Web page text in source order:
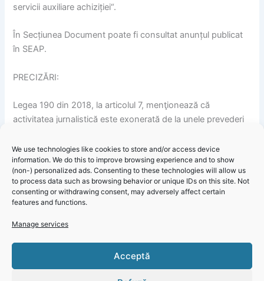
We use technologies like cookies to store and/or access device
information. We do this to improve browsing experience and to show
(non-) personalized ads. Consenting to these technologies will allow us
to process data such as browsing behavior or unique IDs on this site. Not
consenting or withdrawing consent, may adversely affect certain
features and functions.
Manage services
Acceptă
servicii auxiliare achiziției“.
În Secțiunea Document poate fi consultat anunțul publicat
în SEAP.
PRECIZĂRI:
Legea 190 din 2018, la articolul 7, menţionează că
activitatea jurnalistică este exonerată de la unele prevederi
între libertatea de exprimare şi protecţia datelor cu caracter
personal.
Informațiile din prezentul articol sunt de interes public și
sunt obținute din surse publice deschise.
Primăria Comunei Cerchezu – Informare procedura pentru
atribuirea contractului de execuție a lucrărilor de
modernizare a patru străzi